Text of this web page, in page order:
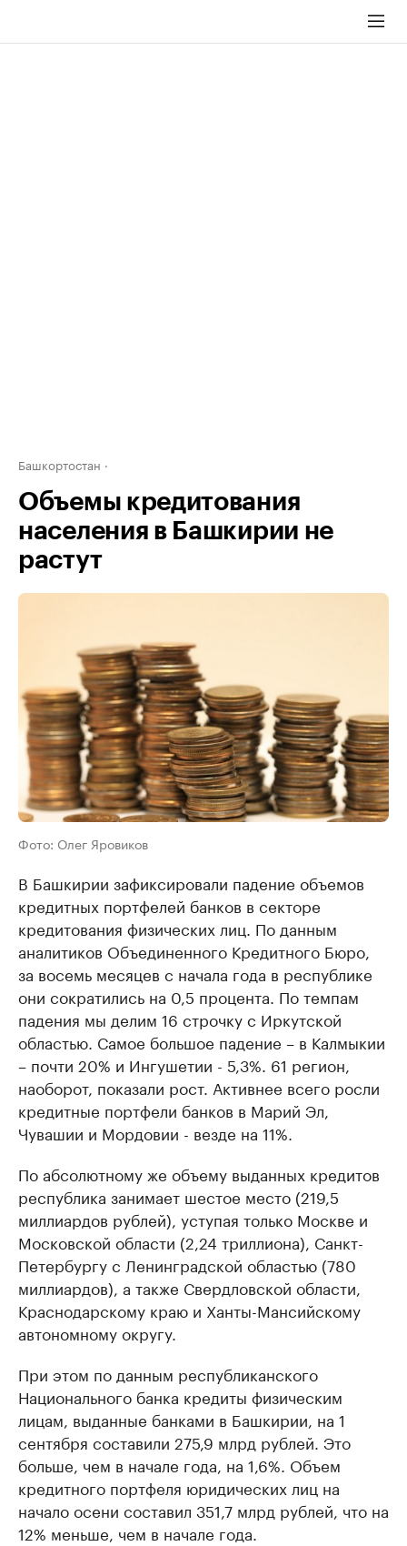
Башкортостан
Объемы кредитования
населения в Башкирии не
растут
Фото: Олег Яровиков
В Башкирии зафиксировали падение объемов
кредитных портфелей банков в секторе
кредитования физических лиц. По данным
аналитиков Объединенного Кредитного Бюро,
за восемь месяцев с начала года в республике
они сократились на 0,5 процента. По темпам
падения мы делим 16 строчку с Иркутской
областью. Самое большое падение – в Калмыкии
– почти 20% и Ингушетии - 5,3%. 61 регион,
наоборот, показали рост. Активнее всего росли
кредитные портфели банков в Марий Эл,
Чувашии и Мордовии - везде на 11%.
По абсолютному же объему выданных кредитов
республика занимает шестое место (219,5
миллиардов рублей), уступая только Москве и
Московской области (2,24 триллиона), Санкт-
Петербургу с Ленинградской областью (780
миллиардов), а также Свердловской области,
Краснодарскому краю и Ханты-Мансийскому
автономному округу.
При этом по данным республиканского
Национального банка кредиты физическим
лицам, выданные банками в Башкирии, на 1
сентября составили 275,9 млрд рублей. Это
больше, чем в начале года, на 1,6%. Объем
кредитного портфеля юридических лиц на
начало осени составил 351,7 млрд рублей, что на
12% меньше, чем в начале года.